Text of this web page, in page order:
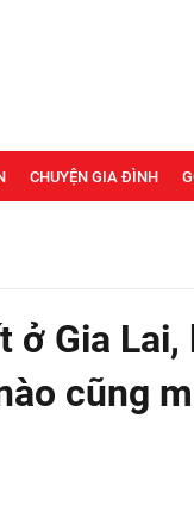
CHUYỆN GIA ĐÌNH
ở Gia Lai,
cũng